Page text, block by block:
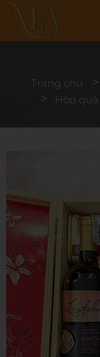
Trang chủ
Hộp